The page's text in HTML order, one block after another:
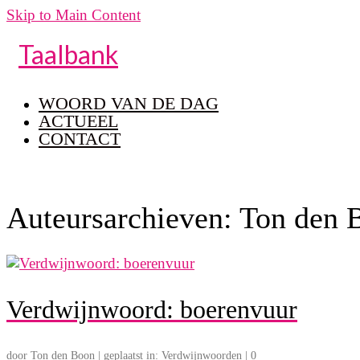
Skip to Main Content
Taalbank
WOORD VAN DE DAG
ACTUEEL
CONTACT
Auteursarchieven: Ton den
Verdwijnwoord: boerenvuur
door Ton den Boon geplaatst in: Verdwijnwoorden 0